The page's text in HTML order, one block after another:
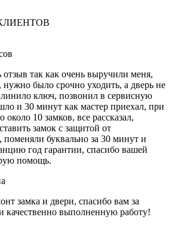
отзыв так как очень выручили меня,
нужно было срочно уходить, а дверь не
ключ, позвонил в сервисную
и 30 минут как мастер приехал, при
около 10 замков, все рассказал,
замок с защитой от
поменяли буквально за 30 минут и
год гарантии, спасибо вашей
помощь.
замка и двери, спасибо вам за
качественно выполненную работу!